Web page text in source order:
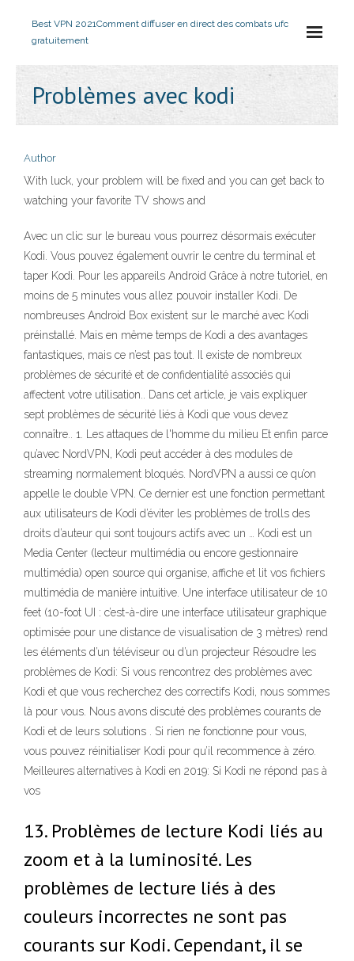
Best VPN 2021Comment diffuser en direct des combats ufc
gratuitement
Problèmes avec kodi
Author
With luck, your problem will be fixed and you can get back to
watching your favorite TV shows and
Avec un clic sur le bureau vous pourrez désormais exécuter
Kodi. Vous pouvez également ouvrir le centre du terminal et
taper Kodi. Pour les appareils Android Grâce à notre tutoriel, en
moins de 5 minutes vous allez pouvoir installer Kodi. De
nombreuses Android Box existent sur le marché avec Kodi
préinstallé. Mais en même temps de Kodi a des avantages
fantastiques, mais ce n’est pas tout. Il existe de nombreux
problèmes de sécurité et de confidentialité associés qui
affectent votre utilisation.. Dans cet article, je vais expliquer
sept problèmes de sécurité liés à Kodi que vous devez
connaître.. 1. Les attaques de l'homme du milieu Et enfin parce
qu’avec NordVPN, Kodi peut accéder à des modules de
streaming normalement bloqués. NordVPN a aussi ce qu’on
appelle le double VPN. Ce dernier est une fonction permettant
aux utilisateurs de Kodi d’éviter les problèmes de trolls des
droits d’auteur qui sont toujours actifs avec un … Kodi est un
Media Center (lecteur multimédia ou encore gestionnaire
multimédia) open source qui organise, affiche et lit vos fichiers
multimédia de manière intuitive. Une interface utilisateur de 10
feet (10-foot UI : c’est-à-dire une interface utilisateur graphique
optimisée pour une distance de visualisation de 3 mètres) rend
les éléments d’un téléviseur ou d’un projecteur Résoudre les
problèmes de Kodi: Si vous rencontrez des problèmes avec
Kodi et que vous recherchez des correctifs Kodi, nous sommes
là pour vous. Nous avons discuté des problèmes courants de
Kodi et de leurs solutions . Si rien ne fonctionne pour vous,
vous pouvez réinitialiser Kodi pour qu’il recommence à zéro.
Meilleures alternatives à Kodi en 2019: Si Kodi ne répond pas à
vos
13. Problèmes de lecture Kodi liés au
zoom et à la luminosité. Les
problèmes de lecture liés à des
couleurs incorrectes ne sont pas
courants sur Kodi. Cependant, il se